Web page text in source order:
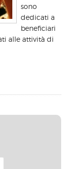
sono
dedicati a
beneficiari
alle attività di